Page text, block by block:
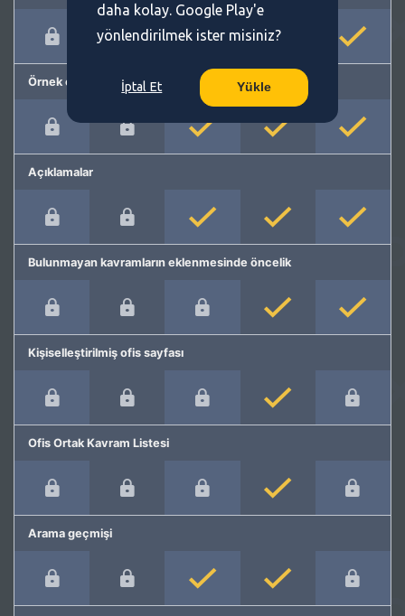
Örnek cümleler
Açıklamalar
Bulunmayan kavramların eklenmesinde öncelik
Kişiselleştirilmiş ofis sayfası
Ofis Ortak Kavram Listesi
Arama geçmişi
daha kolay. Google Play'e
yönlendirilmek ister misiniz?
İptal Et Yükle